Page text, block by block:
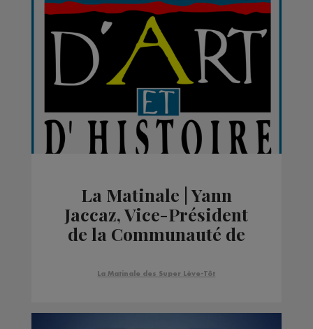
La Matinale | Yann
Jaccaz, Vice-Président
de la Communauté de
Mont-Blanc
La Matinale des Super Lève-Tôt